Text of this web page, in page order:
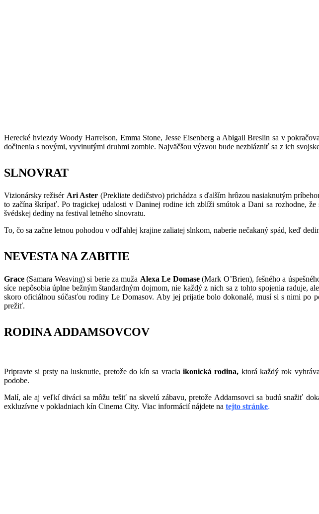
Herecké hviezdy Woody Harrelson, Emma Stone, Jesse Eisenberg a Abigail Breslin sa v
dočinenia s novými, vyvinutými druhmi zombie. Najväčšou výzvou bude nezblázniť sa z ich
SLNOVRAT
Vizionársky režisér Ari Aster (Prekliate dedičstvo) prichádza s ďalším hrôzou nasiaknutým
to začína škrípať. Po tragickej udalosti v Daninej rodine ich zblíži smútok a Dani sa rozhodne,
švédskej dediny na festival letného slnovratu.
To, čo sa začne letnou pohodou v odľahlej krajine zaliatej slnkom, naberie nečakaný spád, keď
NEVESTA NA ZABITIE
Grace (Samara Weaving) si berie za muža Alexa Le Domase(Mark O’Brien), fešného a
síce nepôsobia úplne bežným štandardným dojmom, nie každý z nich sa z tohto spojenia raduje,
skoro oficiálnou súčasťou rodiny Le Domasov. Aby jej prijatie bolo dokonalé, musí si s nimi po
prežiť.
RODINA ADDAMSOVCOV
Pripravte si prsty na lusknutie, pretože do kín sa vraciaikonická rodina, ktorá každý rok
podobe.
Malí, ale aj veľkí diváci sa môžu tešiť na skvelú zábavu, pretože Addamsovci sa budú snažiť
exkluzívne v pokladniach kín Cinema City. Viac informácií nájdete na tejto stránke.